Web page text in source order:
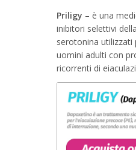
Priligy – è una
inibitori selettivi
serotonina
uomini adulti con
ricorrenti di